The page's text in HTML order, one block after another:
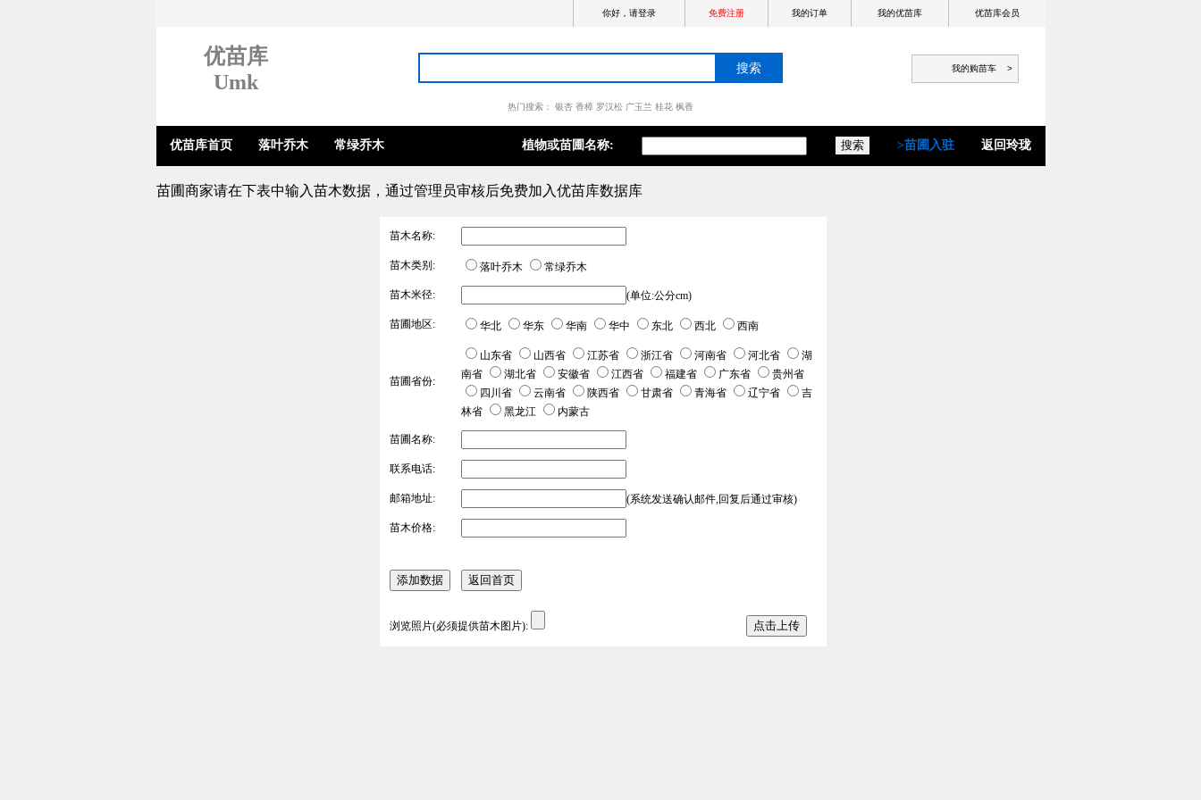
你好，请登录 免费注册 我的订单 我的优苗库 优苗库会员
优苗库
Umk
热门搜索： 银杏 香樟 罗汉松 广玉兰 桂花 枫香
优苗库首页 落叶乔木 常绿乔木 植物或苗圃名称: >苗圃入驻 返回玲珑
苗圃商家请在下表中输入苗木数据，通过管理员审核后免费加入优苗库数据库
苗木名称:
苗木类别: 落叶乔木 常绿乔木
苗木米径: (单位:公分cm)
苗圃地区: 华北 华东 华南 华中 东北 西北 西南
苗圃省份:
山东省 山西省 江苏省 浙江省 河南省 河北省
湖
南省
湖北省 安徽省 江西省 福建省 广东省
贵州省
四川省
云南省 陕西省 甘肃省 青海省 辽宁省
吉
林省
黑龙江 内蒙古
苗圃名称:
联系电话:
邮箱地址: (系统发送确认邮件,回复后通过审核)
苗木价格:
浏览照片(必须提供苗木图片):